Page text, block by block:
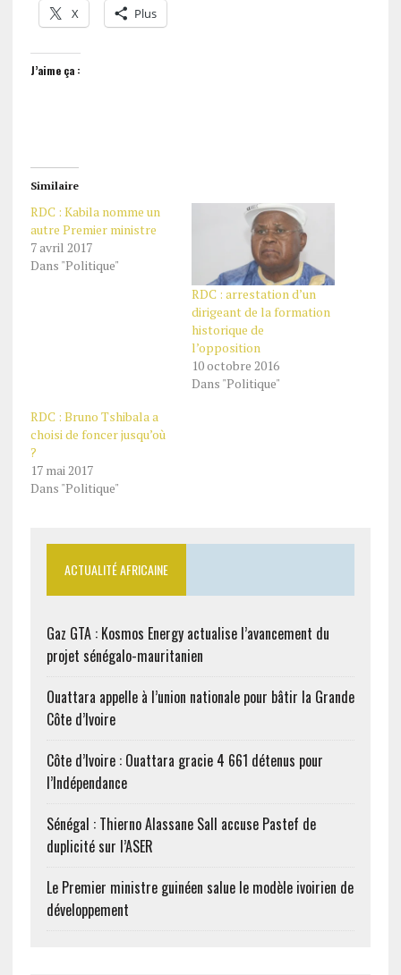
X Plus
J’aime ça :
Similaire
RDC : Kabila nomme un
autre Premier ministre
7 avril 2017
Dans "Politique"
RDC : arrestation d’un
dirigeant de la formation
historique de
l’opposition
10 octobre 2016
Dans "Politique"
RDC : Bruno Tshibala a
choisi de foncer jusqu’où
?
17 mai 2017
Dans "Politique"
ACTUALITÉ AFRICAINE
Gaz GTA : Kosmos Energy actualise l’avancement du
projet sénégalo-mauritanien
Ouattara appelle à l’union nationale pour bâtir la Grande
Côte d’Ivoire
Côte d’Ivoire : Ouattara gracie 4 661 détenus pour
l’Indépendance
Sénégal : Thierno Alassane Sall accuse Pastef de
duplicité sur l’ASER
Le Premier ministre guinéen salue le modèle ivoirien de
développement